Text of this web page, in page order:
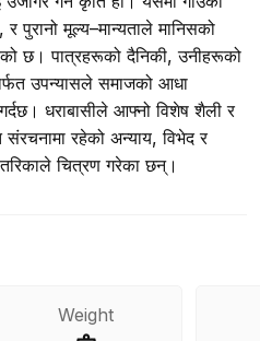
पुरानो मूल्य–मान्यताले मानिसको
छ। पात्रहरूको दैनिकी, उनीहरूको
उपन्यासले समाजको आधा
धराबासीले आफ्नो विशेष शैली र
संरचनामा रहेको अन्याय, विभेद र
तरिकाले चित्रण गरेका छन्।
Weight